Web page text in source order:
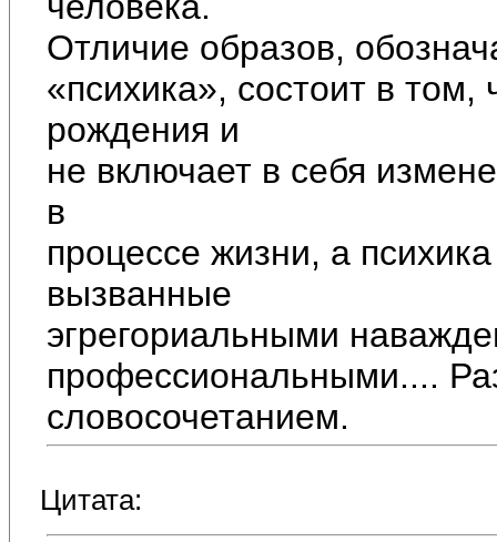
Отличие образов,
«психика», состоит в
рождения и
не включает в себя
в
процессе жизни, а
вызванные
эгрегориальными
профессиональными....
словосочетанием.
Цитата: